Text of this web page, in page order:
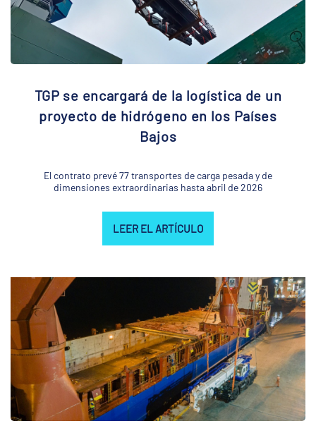
TGP se encargará de la logística de un
proyecto de hidrógeno en los Países
Bajos
El contrato prevé 77 transportes de carga pesada y de
dimensiones extraordinarias hasta abril de 2026
LEER EL ARTÍCULO